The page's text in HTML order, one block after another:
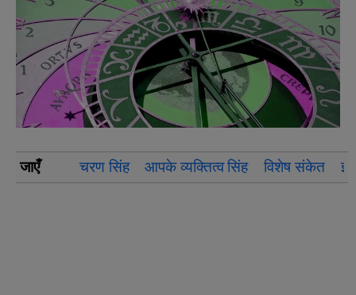
जाएँ चरण सिंह आपके व्यक्तित्व सिंह विशेष संकेत